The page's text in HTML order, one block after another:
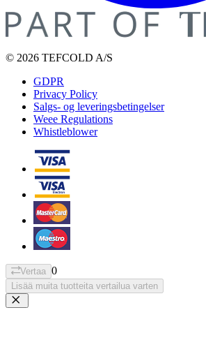
© 2026 TEFCOLD A/S
GDPR
Privacy Policy
Salgs- og leveringsbetingelser
Weee Regulations
Whistleblower
Vertaa 0
Lisää muita tuotteita vertailua varten